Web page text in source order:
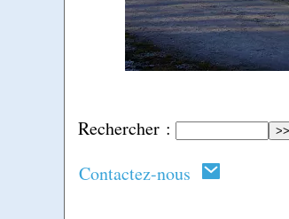
Rechercher :
Contactez-nous